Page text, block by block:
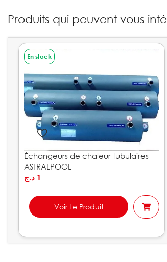
Produits qui peuvent vous
En stock
Échangeurs de chaleur tubulaires
ASTRALPOOL
1 د.ج
Voir Le Produit